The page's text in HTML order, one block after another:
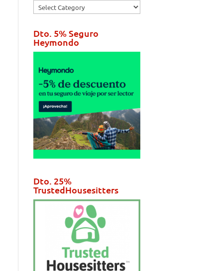
Por
Temas…
Dto. 5% Seguro
Heymondo
Dto. 25%
TrustedHousesitters